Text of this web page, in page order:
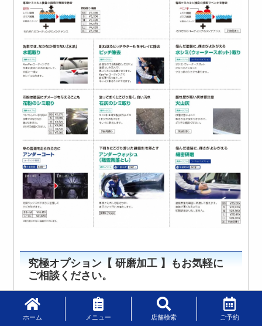
究極オプション【 研磨加工 】もお気軽に
ご相談ください。
ホーム メニュー 店舗検索 ご予約